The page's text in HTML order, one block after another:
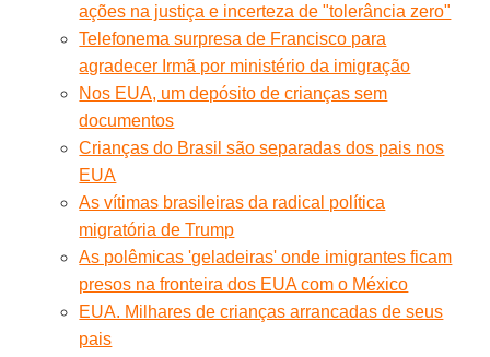
ações na justiça e incerteza de "tolerância zero"
Telefonema surpresa de Francisco para
agradecer Irmã por ministério da imigração
Nos EUA, um depósito de crianças sem
documentos
Crianças do Brasil são separadas dos pais nos
EUA
As vítimas brasileiras da radical política
migratória de Trump
As polêmicas 'geladeiras' onde imigrantes ficam
presos na fronteira dos EUA com o México
EUA. Milhares de crianças arrancadas de seus
pais